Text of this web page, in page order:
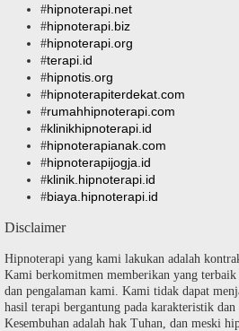
#hipnoterapi.net
#hipnoterapi.biz
#hipnoterapi.org
#terapi.id
#hipnotis.org
#hipnoterapiterdekat.com
#rumahhipnoterapi.com
#klinikhipnoterapi.id
#hipnoterapianak.com
#hipnoterapijogja.id
#klinik.hipnoterapi.id
#biaya.hipnoterapi.id
Disclaimer
Hipnoterapi yang kami lakukan adalah
Kami berkomitmen memberikan yang terbaik
dan pengalaman kami. Kami tidak dapat
hasil terapi bergantung pada karakteristik dan
Kesembuhan adalah hak Tuhan, dan meski